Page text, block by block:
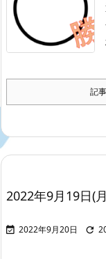
記
2022年9月19日(
 2022年9月20日 